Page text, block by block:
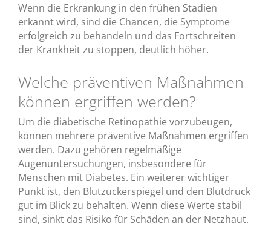
Wenn die Erkrankung in den frühen Stadien
erkannt wird, sind die Chancen, die Symptome
erfolgreich zu behandeln und das Fortschreiten
der Krankheit zu stoppen, deutlich höher.
Welche präventiven Maßnahmen
können ergriffen werden?
Um die diabetische Retinopathie vorzubeugen,
können mehrere präventive Maßnahmen ergriffen
werden. Dazu gehören regelmäßige
Augenuntersuchungen, insbesondere für
Menschen mit Diabetes. Ein weiterer wichtiger
Punkt ist, den Blutzuckerspiegel und den Blutdruck
gut im Blick zu behalten. Wenn diese Werte stabil
sind, sinkt das Risiko für Schäden an der Netzhaut.